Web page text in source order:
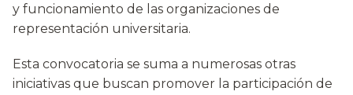
y funcionamiento de las organizaciones de
representación universitaria.
Esta convocatoria se suma a numerosas otras
iniciativas que buscan promover la participación de